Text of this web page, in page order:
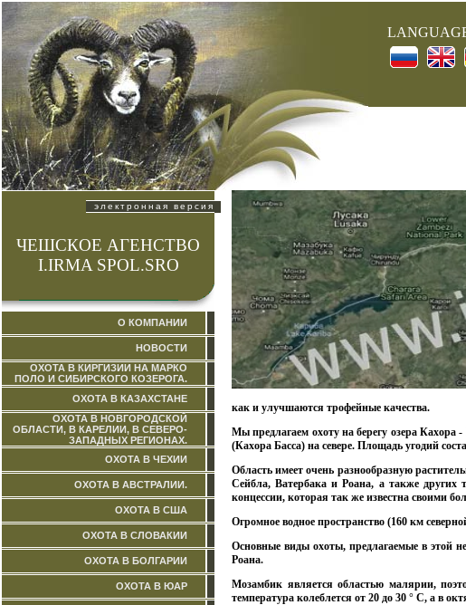
электронная версия
ЧЕШСКОЕ АГЕНСТВО
I.IRMA SPOL.SRO
О КОМПАНИИ
НОВОСТИ
ОХОТА В КИРГИЗИИ НА МАРКО
ПОЛО И СИБИРСКОГО КОЗЕРОГА.
ОХОТА В КАЗАХСТАНЕ
ОХОТА В НОВГОРОДСКОЙ
ОБЛАСТИ, В КАРЕЛИИ, В СЕВЕРО-
ЗАПАДНЫХ РЕГИОНАХ.
ОХОТА В ЧЕХИИ
ОХОТА В АВСТРАЛИИ.
ОХОТА В США
ОХОТА В СЛОВАКИИ
ОХОТА В БОЛГАРИИ
ОХОТА В ЮАР
как и улучшаются трофейные качества.
Мы предлагаем охоту на берегу озера Кахора
(Кахора Басса) на севере. Площадь угодий
Область имеет очень разнообразную
Сейбла, Ватербака и Роана, а также
концессии, которая так же известна своими
Огромное водное пространство (160 км
Основные виды охоты, предлагаемые в этой
Роана.
Мозамбик является областью малярии,
температура колеблется от 20 до 30 ° C, а в